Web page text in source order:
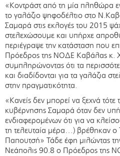
«Κοντράστ από τη μία πληθώρα
το γαλάζιο ψηφοδέλτιο στο
Σαμαρά στις εκλογές του 2015
στελεχώσουμε και υπήρχε
περιέγραψε την κατάσταση που
Πρόεδρος της ΝΟΔΕ Καβάλας κ.
συμπληρώνοντας ότι τα
και διαδίδονται για τα γαλάζια
στην πραγματικότητα.
«Κανείς δεν μπορεί να ξεχνά
κυβέρνησης Σαμαρά όταν δεν
ενδιαφερομένων ότι για να
τη τελευταία μέρα…) βρέθηκαν
Παπουτσή» Τάδε έφη μιλώντας
Νεάπολις 90.8 ο Πρόεδρος της